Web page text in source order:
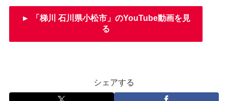
► 「梯川 石川県小松市」のYouTube動画を見
る
シェアする